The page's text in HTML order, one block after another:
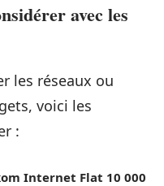
avec les
les réseaux ou
voici les
:
Internet Flat 10 000